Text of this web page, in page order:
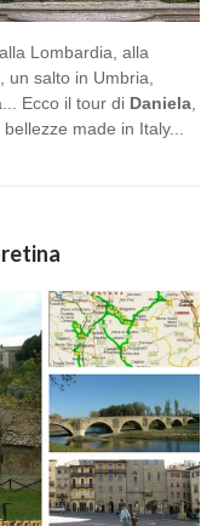
Lombardia, alla
un salto in Umbria,
Ecco il tour di Daniela
made in Italy...